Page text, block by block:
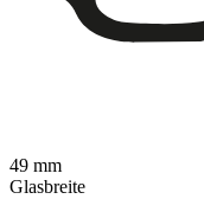
49 mm
Glasbreite